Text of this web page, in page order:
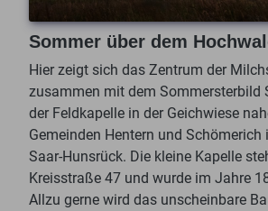
Sommer über dem
Hier zeigt sich das Zentrum der
zusammen mit dem Sommersterbild
der Feldkapelle in der Geichwiese
Gemeinden Hentern und
Saar-Hunsrück. Die kleine Kapelle
Kreisstraße 47 und wurde im Jahre
Allzu gerne wird das unscheinbare